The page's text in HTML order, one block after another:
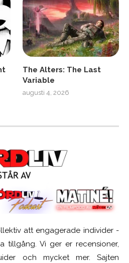
The Alters: The Last
Variable
augusti 4, 2026
att engagerade individer -
tillgång. Vi ger er recensioner,
och mycket mer. Sajten